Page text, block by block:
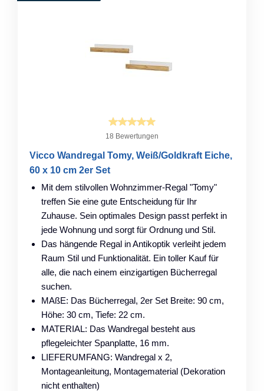
18 Bewertungen
Vicco Wandregal Tomy, Weiß/Goldkraft Eiche,
60 x 10 cm 2er Set
Mit dem stilvollen Wohnzimmer-Regal "Tomy"
treffen Sie eine gute Entscheidung für Ihr
Zuhause. Sein optimales Design passt perfekt in
jede Wohnung und sorgt für Ordnung und Stil.
Das hängende Regal in Antikoptik verleiht jedem
Raum Stil und Funktionalität. Ein toller Kauf für
alle, die nach einem einzigartigen Bücherregal
suchen.
MAßE: Das Bücherregal, 2er Set Breite: 90 cm,
Höhe: 30 cm, Tiefe: 22 cm.
MATERIAL: Das Wandregal besteht aus
pflegeleichter Spanplatte, 16 mm.
LIEFERUMFANG: Wandregal x 2,
Montageanleitung, Montagematerial (Dekoration
nicht enthalten)